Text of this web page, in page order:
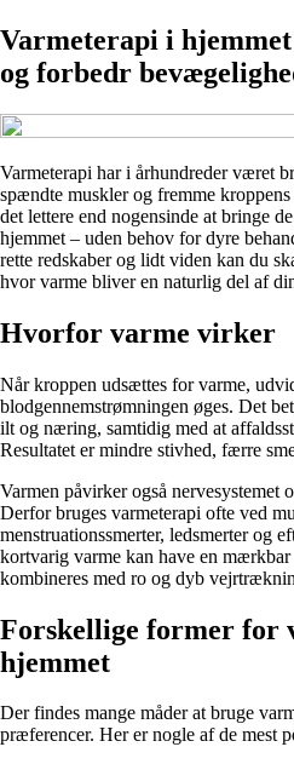
Varmeterapi i
og forbedr
Varmeterapi har i århundreder været
spændte muskler og fremme
det lettere end nogensinde at bringe
hjemmet – uden behov for dyre
rette redskaber og lidt viden kan du
hvor varme bliver en naturlig del af
Hvorfor varme virker
Når kroppen udsættes for varme,
blodgennemstrømningen øges. Det
ilt og næring, samtidig med at
Resultatet er mindre stivhed, færre
Varmen påvirker også nervesystemet
Derfor bruges varmeterapi ofte ved
menstruationssmerter, ledsmerter og
kortvarig varme kan have en
kombineres med ro og dyb
Forskellige former for
hjemmet
Der findes mange måder at bruge
præferencer. Her er nogle af de mest